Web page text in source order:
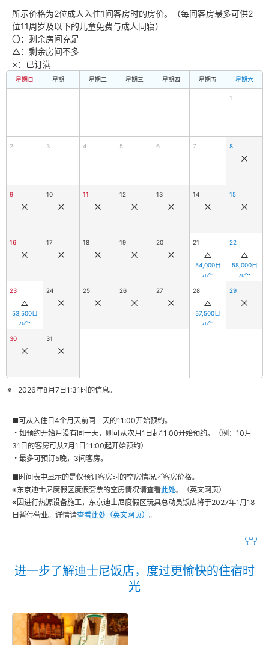
迪士尼大使大饭店
东京迪士尼海洋观海景大饭店
所示价格为2位成人入住1间客房时的房价。（每间客房最多可供2
位11周岁及以下的儿童免费与成人同寝）
〇：剩余房间充足
△：剩余房间不多
×：已订满
星期日 星期一 星期二 星期三 星期四 星期五 星期六
1
2 3 4 5 6 7 8
9 10 11 12 13 14 15
16 17 18 19 20 21
54,000日
元～
22
58,000日
元～
23
53,500日
元～
24 25 26 27 28
57,500日
元～
29
30 31
2026年8月7日1:31时的信息。
■可从入住日4个月天前同一天的11:00开始预约。
・如预约开始月没有同一天，则可从次月1日起11:00开始预约。（例：10月
31日的客房可从7月1日11:00起开始预约）
・最多可预订5晚，3间客房。
■时间表中显示的是仅预订客房时的空房情况／客房价格。
※东京迪士尼度假区度假套票的空房情况请查看此处。（英文网页）
※因进行热源设备施工，东京迪士尼度假区玩具总动员饭店将于2027年1月18
日暂停营业。详情请查看此处（英文网页） 。
进一步了解迪士尼饭店，度过更愉快的住宿时
光